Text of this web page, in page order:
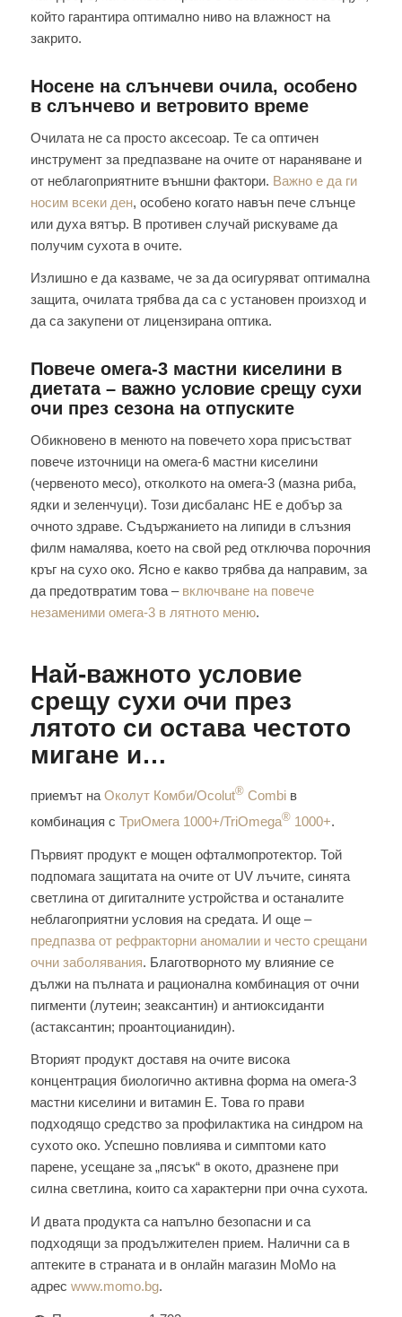
който гарантира оптимално ниво на влажност на
закрито.
Носене на слънчеви очила, особено
в слънчево и ветровито време
Очилата не са просто аксесоар. Те са оптичен
инструмент за предпазване на очите от нараняване и
от неблагоприятните външни фактори. Важно е да ги
носим всеки ден, особено когато навън пече слънце
или духа вятър. В противен случай рискуваме да
получим сухота в очите.
Излишно е да казваме, че за да осигуряват оптимална
защита, очилата трябва да са с установен произход и
да са закупени от лицензирана оптика.
Повече омега-3 мастни киселини в
диетата – важно условие срещу сухи
очи през сезона на отпуските
Обикновено в менюто на повечето хора присъстват
повече източници на омега-6 мастни киселини
(червеното месо), отколкото на омега-3 (мазна риба,
ядки и зеленчуци). Този дисбаланс НЕ е добър за
очното здраве. Съдържанието на липиди в слъзния
филм намалява, което на свой ред отключва порочния
кръг на сухо око. Ясно е какво трябва да направим, за
да предотвратим това – включване на повече
незаменими омега-3 в лятното меню.
Най-важното условие
срещу сухи очи през
лятото си остава честото
мигане и…
приемът на Околут Комби/Ocolut®Combiв
комбинация с ТриОмега 1000+/TriOmega®1000+.
Първият продукт е мощен офталмопротектор. Той
подпомага защитата на очите от UV лъчите, синята
светлина от дигиталните устройства и останалите
неблагоприятни условия на средата. И още –
предпазва от рефракторни аномалии и често срещани
очни заболявания. Благотворното му влияние се
дължи на пълната и рационална комбинация от очни
пигменти (лутеин; зеаксантин) и антиоксиданти
(астаксантин; проантоцианидин).
Вторият продукт доставя на очите висока
концентрация биологично активна форма на омега-3
мастни киселини и витамин E. Това го прави
подходящо средство за профилактика на синдром на
сухото око. Успешно повлиява и симптоми като
парене, усещане за „пясък“ в окото, дразнене при
силна светлина, които са характерни при очна сухота.
И двата продукта са напълно безопасни и са
подходящи за продължителен прием. Налични са в
аптеките в страната и в онлайн магазин МоМо на
адрес www.momo.bg.